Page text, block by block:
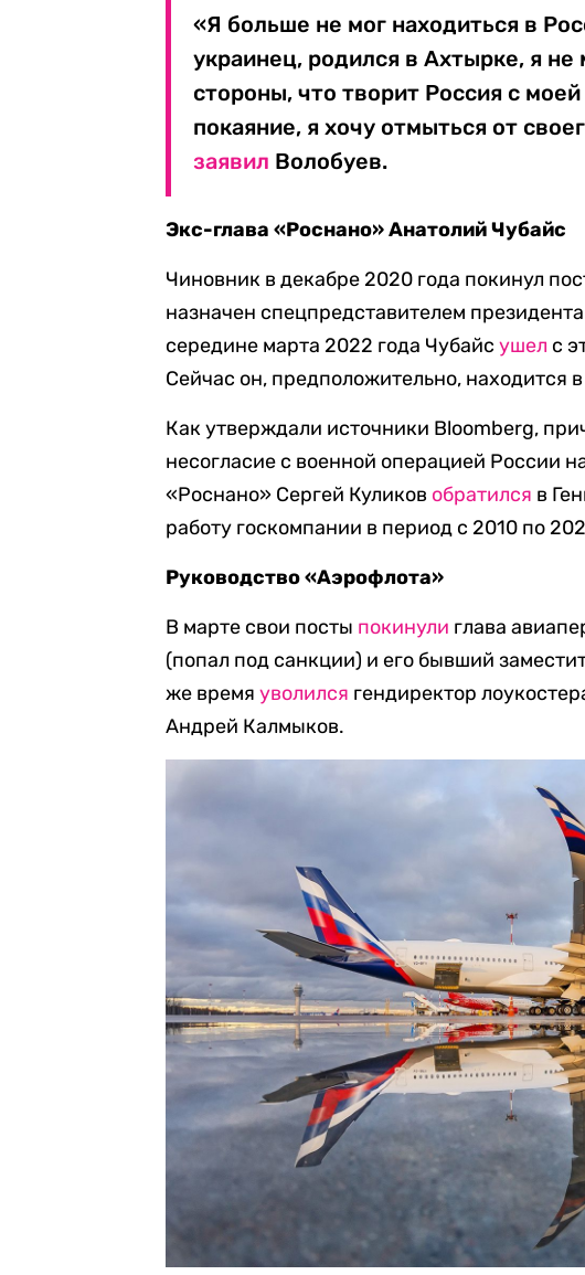
«Я больше не мог находиться в
украинец, родился в Ахтырке, я
стороны, что творит Россия с
покаяние, я хочу отмыться от
заявил Волобуев.
Экс-глава «Роснано» Анатолий Чубайс
Чиновник в декабре 2020 года покинул
назначен спецпредставителем
середине марта 2022 года Чубайс ушел с
Сейчас он, предположительно, находится
Как утверждали источники Bloomberg,
несогласие с военной операцией России
«Роснано» Сергей Куликов обратился в
работу госкомпании в период с 2010 по
Руководство «Аэрофлота»
В марте свои посты покинули глава
(попал под санкции) и его бывший
же время уволился гендиректор
Андрей Калмыков.